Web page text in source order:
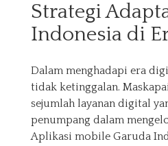
Strategi
Indonesia di
Dalam menghadapi era
tidak ketinggalan.
sejumlah layanan digital
penumpang dalam
Aplikasi mobile Garuda